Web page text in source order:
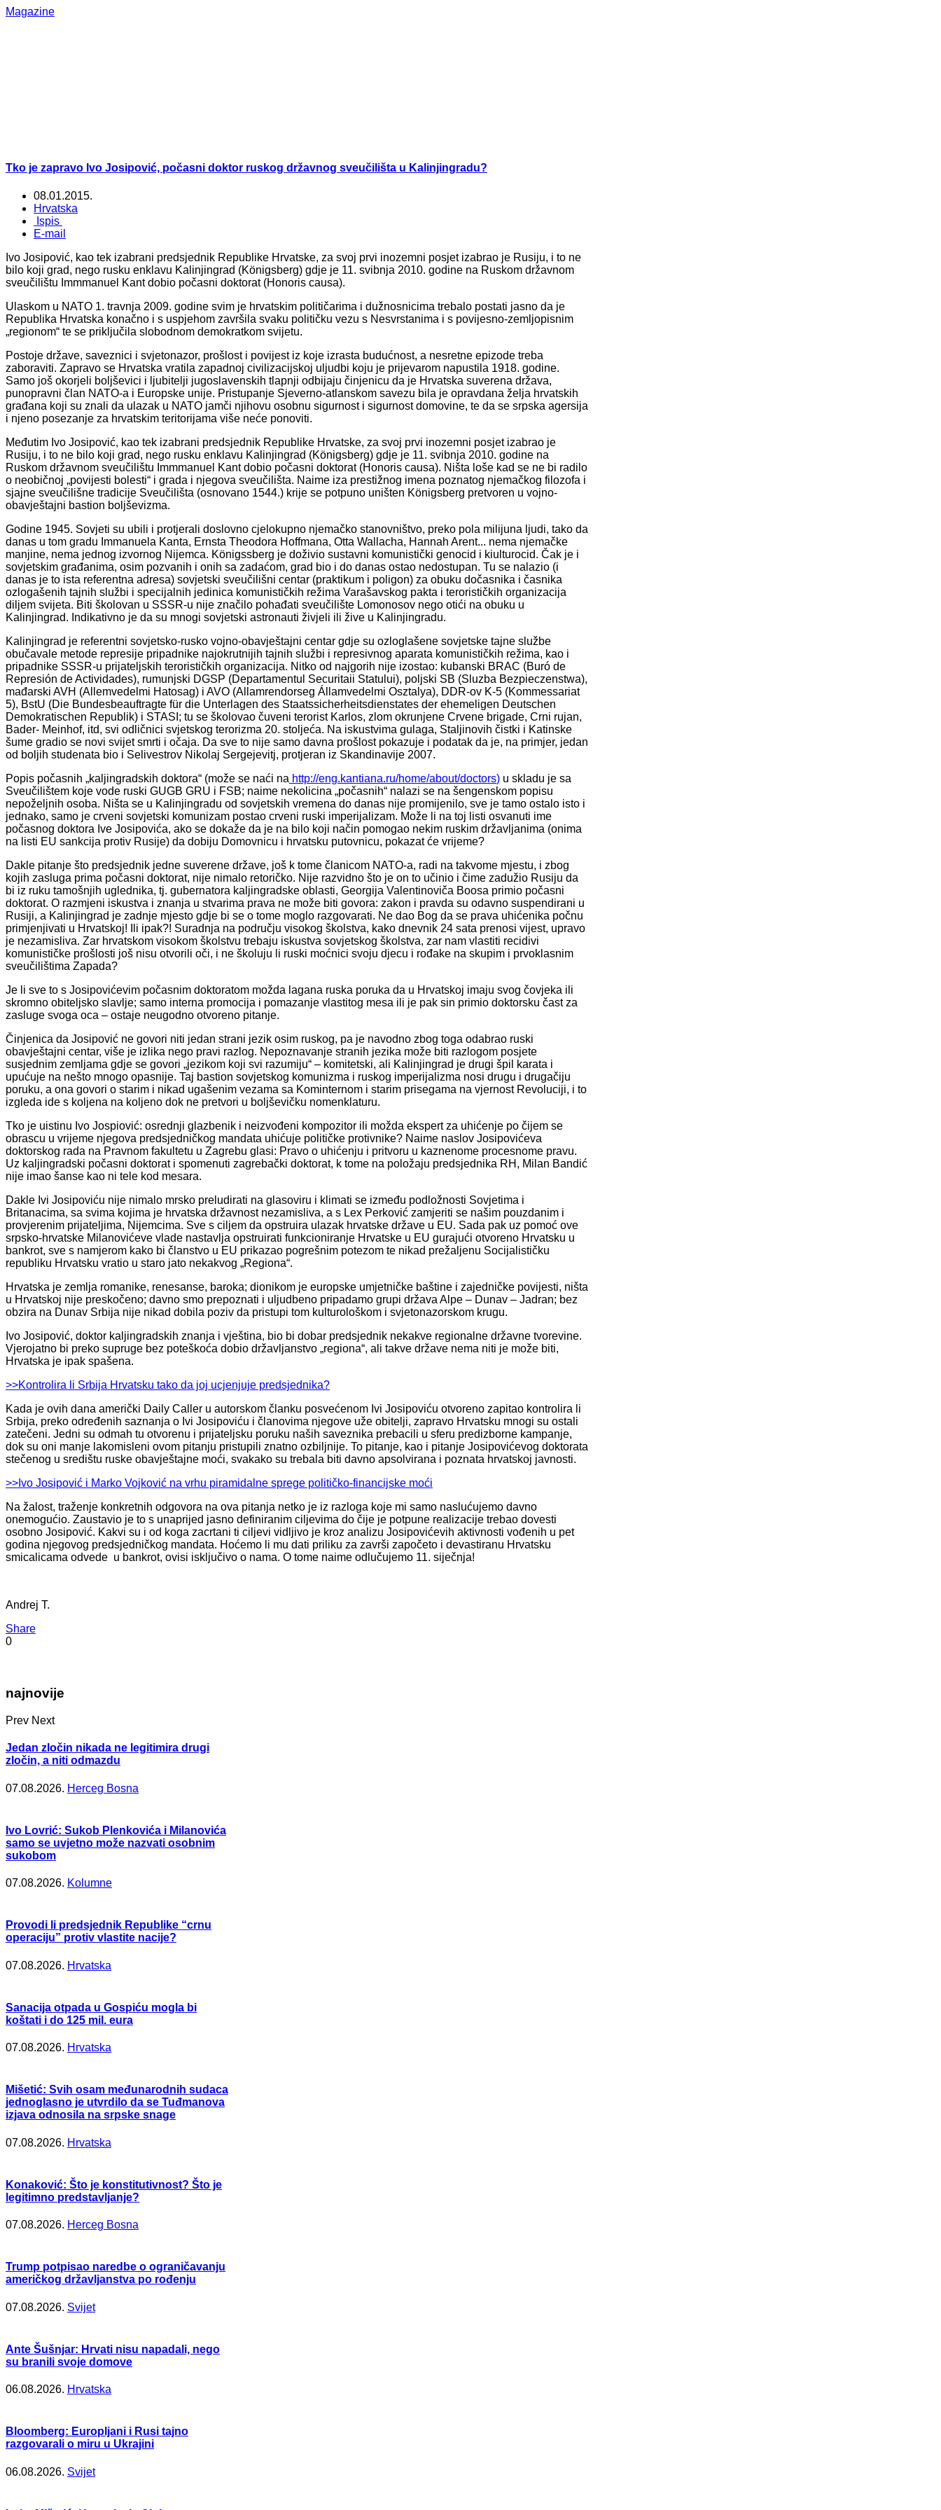
Magazine
Tko je zapravo Ivo Josipović, počasni doktor ruskog državnog sveučilišta u Kalinjingradu?
08.01.2015.
Hrvatska
Ispis
E-mail
Ivo Josipović, kao tek izabrani predsjednik Republike Hrvatske, za svoj prvi inozemni posjet izabrao je Rusiju, i to ne
bilo koji grad, nego rusku enklavu Kalinjingrad (Königsberg) gdje je 11. svibnja 2010. godine na Ruskom državnom
sveučilištu Immmanuel Kant dobio počasni doktorat (Honoris causa).
Ulaskom u NATO 1. travnja 2009. godine svim je hrvatskim političarima i dužnosnicima trebalo postati jasno da je
Republika Hrvatska konačno i s uspjehom završila svaku političku vezu s Nesvrstanima i s povijesno-zemljopisnim
„regionom“ te se priključila slobodnom demokratkom svijetu.
Postoje države, saveznici i svjetonazor, prošlost i povijest iz koje izrasta budućnost, a nesretne epizode treba
zaboraviti. Zapravo se Hrvatska vratila zapadnoj civilizacijskoj uljudbi koju je prijevarom napustila 1918. godine.
Samo još okorjeli boljševici i ljubitelji jugoslavenskih tlapnji odbijaju činjenicu da je Hrvatska suverena država,
punopravni član NATO-a i Europske unije. Pristupanje Sjeverno-atlanskom savezu bila je opravdana želja hrvatskih
građana koji su znali da ulazak u NATO jamči njihovu osobnu sigurnost i sigurnost domovine, te da se srpska agersija
i njeno posezanje za hrvatskim teritorijama više neće ponoviti.
Međutim Ivo Josipović, kao tek izabrani predsjednik Republike Hrvatske, za svoj prvi inozemni posjet izabrao je
Rusiju, i to ne bilo koji grad, nego rusku enklavu Kalinjingrad (Königsberg) gdje je 11. svibnja 2010. godine na
Ruskom državnom sveučilištu Immmanuel Kant dobio počasni doktorat (Honoris causa). Ništa loše kad se ne bi radilo
o neobičnoj „povijesti bolesti“ i grada i njegova sveučilišta. Naime iza prestižnog imena poznatog njemačkog filozofa i
sjajne sveučilišne tradicije Sveučilišta (osnovano 1544.) krije se potpuno uništen Königsberg pretvoren u vojno-
obavještajni bastion boljševizma.
Godine 1945. Sovjeti su ubili i protjerali doslovno cjelokupno njemačko stanovništvo, preko pola milijuna ljudi, tako da
danas u tom gradu Immanuela Kanta, Ernsta Theodora Hoffmana, Otta Wallacha, Hannah Arent... nema njemačke
manjine, nema jednog izvornog Nijemca. Königssberg je doživio sustavni komunistički genocid i kiulturocid. Čak je i
sovjetskim građanima, osim pozvanih i onih sa zadaćom, grad bio i do danas ostao nedostupan. Tu se nalazio (i
danas je to ista referentna adresa) sovjetski sveučilišni centar (praktikum i poligon) za obuku dočasnika i časnika
ozlogašenih tajnih službi i specijalnih jedinica komunističkih režima Varašavskog pakta i terorističkih organizacija
diljem svijeta. Biti školovan u SSSR-u nije značilo pohađati sveučilište Lomonosov nego otići na obuku u
Kalinjingrad. Indikativno je da su mnogi sovjetski astronauti živjeli ili žive u Kalinjingradu.
Kalinjingrad je referentni sovjetsko-rusko vojno-obavještajni centar gdje su ozloglašene sovjetske tajne službe
obučavale metode represije pripadnike najokrutnijih tajnih službi i represivnog aparata komunističkih režima, kao i
pripadnike SSSR-u prijateljskih terorističkih organizacija. Nitko od najgorih nije izostao: kubanski BRAC (Buró de
Represión de Actividades), rumunjski DGSP (Departamentul Securitaii Statului), poljski SB (Sluzba Bezpieczenstwa),
mađarski AVH (Allemvedelmi Hatosag) i AVO (Allamrendorseg Államvedelmi Osztalya), DDR-ov K-5 (Kommessariat
5), BstU (Die Bundesbeauftragte für die Unterlagen des Staatssicherheitsdienstates der ehemeligen Deutschen
Demokratischen Republik) i STASI; tu se školovao čuveni terorist Karlos, zlom okrunjene Crvene brigade, Crni rujan,
Bader- Meinhof, itd, svi odličnici svjetskog terorizma 20. stoljeća. Na iskustvima gulaga, Staljinovih čistki i Katinske
šume gradio se novi svijet smrti i očaja. Da sve to nije samo davna prošlost pokazuje i podatak da je, na primjer, jedan
od boljih studenata bio i Selivestrov Nikolaj Sergejevitj, protjeran iz Skandinavije 2007.
Popis počasnih „kaljingradskih doktora“ (može se naći na http://eng.kantiana.ru/home/about/doctors) u skladu je sa
Sveučilištem koje vode ruski GUGB GRU i FSB; naime nekolicina „počasnih“ nalazi se na šengenskom popisu
nepoželjnih osoba. Ništa se u Kalinjingradu od sovjetskih vremena do danas nije promijenilo, sve je tamo ostalo isto i
jednako, samo je crveni sovjetski komunizam postao crveni ruski imperijalizam. Može li na toj listi osvanuti ime
počasnog doktora Ive Josipovića, ako se dokaže da je na bilo koji način pomogao nekim ruskim državljanima (onima
na listi EU sankcija protiv Rusije) da dobiju Domovnicu i hrvatsku putovnicu, pokazat će vrijeme?
Dakle pitanje što predsjednik jedne suverene države, još k tome članicom NATO-a, radi na takvome mjestu, i zbog
kojih zasluga prima počasni doktorat, nije nimalo retoričko. Nije razvidno što je on to učinio i čime zadužio Rusiju da
bi iz ruku tamošnjih uglednika, tj. gubernatora kaljingradske oblasti, Georgija Valentinoviča Boosa primio počasni
doktorat. O razmjeni iskustva i znanja u stvarima prava ne može biti govora: zakon i pravda su odavno suspendirani u
Rusiji, a Kalinjingrad je zadnje mjesto gdje bi se o tome moglo razgovarati. Ne dao Bog da se prava uhićenika počnu
primjenjivati u Hrvatskoj! Ili ipak?! Suradnja na području visokog školstva, kako dnevnik 24 sata prenosi vijest, upravo
je nezamisliva. Zar hrvatskom visokom školstvu trebaju iskustva sovjetskog školstva, zar nam vlastiti recidivi
komunističke prošlosti još nisu otvorili oči, i ne školuju li ruski moćnici svoju djecu i rođake na skupim i prvoklasnim
sveučilištima Zapada?
Je li sve to s Josipovićevim počasnim doktoratom možda lagana ruska poruka da u Hrvatskoj imaju svog čovjeka ili
skromno obiteljsko slavlje; samo interna promocija i pomazanje vlastitog mesa ili je pak sin primio doktorsku čast za
zasluge svoga oca – ostaje neugodno otvoreno pitanje.
Činjenica da Josipović ne govori niti jedan strani jezik osim ruskog, pa je navodno zbog toga odabrao ruski
obavještajni centar, više je izlika nego pravi razlog. Nepoznavanje stranih jezika može biti razlogom posjete
susjednim zemljama gdje se govori „jezikom koji svi razumiju“ – komitetski, ali Kalinjingrad je drugi špil karata i
upućuje na nešto mnogo opasnije. Taj bastion sovjetskog komunizma i ruskog imperijalizma nosi drugu i drugačiju
poruku, a ona govori o starim i nikad ugašenim vezama sa Kominternom i starim prisegama na vjernost Revoluciji, i to
izgleda ide s koljena na koljeno dok ne pretvori u boljševičku nomenklaturu.
Tko je uistinu Ivo Jospiović: osrednji glazbenik i neizvođeni kompozitor ili možda ekspert za uhićenje po čijem se
obrascu u vrijeme njegova predsjedničkog mandata uhićuje političke protivnike? Naime naslov Josipovićeva
doktorskog rada na Pravnom fakultetu u Zagrebu glasi: Pravo o uhićenju i pritvoru u kaznenome procesnome pravu.
Uz kaljingradski počasni doktorat i spomenuti zagrebački doktorat, k tome na položaju predsjednika RH, Milan Bandić
nije imao šanse kao ni tele kod mesara.
Dakle Ivi Josipoviću nije nimalo mrsko preludirati na glasoviru i klimati se između podložnosti Sovjetima i
Britanacima, sa svima kojima je hrvatska državnost nezamisliva, a s Lex Perković zamjeriti se našim pouzdanim i
provjerenim prijateljima, Nijemcima. Sve s ciljem da opstruira ulazak hrvatske države u EU. Sada pak uz pomoć ove
srpsko-hrvatske Milanovićeve vlade nastavlja opstruirati funkcioniranje Hrvatske u EU gurajući otvoreno Hrvatsku u
bankrot, sve s namjerom kako bi članstvo u EU prikazao pogrešnim potezom te nikad prežaljenu Socijalističku
republiku Hrvatsku vratio u staro jato nekakvog „Regiona“.
Hrvatska je zemlja romanike, renesanse, baroka; dionikom je europske umjetničke baštine i zajedničke povijesti, ništa
u Hrvatskoj nije preskočeno; davno smo prepoznati i uljudbeno pripadamo grupi država Alpe – Dunav – Jadran; bez
obzira na Dunav Srbija nije nikad dobila poziv da pristupi tom kulturološkom i svjetonazorskom krugu.
Ivo Josipović, doktor kaljingradskih znanja i vještina, bio bi dobar predsjednik nekakve regionalne državne tvorevine.
Vjerojatno bi preko supruge bez poteškoća dobio državljanstvo „regiona“, ali takve države nema niti je može biti,
Hrvatska je ipak spašena.
>>Kontrolira li Srbija Hrvatsku tako da joj ucjenjuje predsjednika?
Kada je ovih dana američki Daily Caller u autorskom članku posvećenom Ivi Josipoviću otvoreno zapitao kontrolira li
Srbija, preko određenih saznanja o Ivi Josipoviću i članovima njegove uže obitelji, zapravo Hrvatsku mnogi su ostali
zatečeni. Jedni su odmah tu otvorenu i prijateljsku poruku naših saveznika prebacili u sferu predizborne kampanje,
dok su oni manje lakomisleni ovom pitanju pristupili znatno ozbiljnije. To pitanje, kao i pitanje Josipovićevog doktorata
stečenog u središtu ruske obavještajne moći, svakako su trebala biti davno apsolvirana i poznata hrvatskoj javnosti.
>>Ivo Josipović i Marko Vojković na vrhu piramidalne sprege političko-financijske moći
Na žalost, traženje konkretnih odgovora na ova pitanja netko je iz razloga koje mi samo naslućujemo davno
onemogućio. Zaustavio je to s unaprijed jasno definiranim ciljevima do čije je potpune realizacije trebao dovesti
osobno Josipović. Kakvi su i od koga zacrtani ti ciljevi vidljivo je kroz analizu Josipovićevih aktivnosti vođenih u pet
godina njegovog predsjedničkog mandata. Hoćemo li mu dati priliku za završi započeto i devastiranu Hrvatsku
smicalicama odvede u bankrot, ovisi isključivo o nama. O tome naime odlučujemo 11. siječnja!
Andrej T.
Share
0
najnovije
Prev Next
Jedan zločin nikada ne legitimira drugi
zločin, a niti odmazdu
07.08.2026. Herceg Bosna
Ivo Lovrić: Sukob Plenkovića i Milanovića
samo se uvjetno može nazvati osobnim
sukobom
07.08.2026. Kolumne
Provodi li predsjednik Republike “crnu
operaciju” protiv vlastite nacije?
07.08.2026. Hrvatska
Sanacija otpada u Gospiću mogla bi
koštati i do 125 mil. eura
07.08.2026. Hrvatska
Mišetić: Svih osam međunarodnih sudaca
jednoglasno je utvrdilo da se Tuđmanova
izjava odnosila na srpske snage
07.08.2026. Hrvatska
Konaković: Što je konstitutivnost? Što je
legitimno predstavljanje?
07.08.2026. Herceg Bosna
Trump potpisao naredbe o ograničavanju
američkog državljanstva po rođenju
07.08.2026. Svijet
Ante Šušnjar: Hrvati nisu napadali, nego
su branili svoje domove
06.08.2026. Hrvatska
Bloomberg: Europljani i Rusi tajno
razgovarali o miru u Ukrajini
06.08.2026. Svijet